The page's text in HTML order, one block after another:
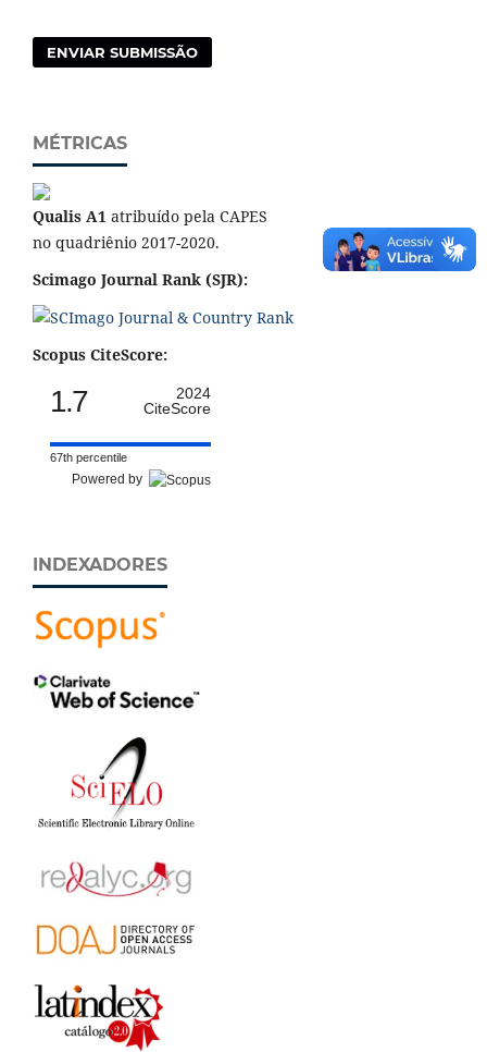
ENVIAR SUBMISSÃO
MÉTRICAS
Qualis A1 atribuído pela CAPES
no quadriênio 2017-2020.
Scimago Journal Rank (SJR):
Scopus CiteScore:
1.7
2024
CiteScore
67th percentile
Powered by
INDEXADORES